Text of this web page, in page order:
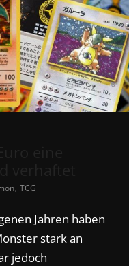
, TCG
Jahren haben
stark an
jedoch